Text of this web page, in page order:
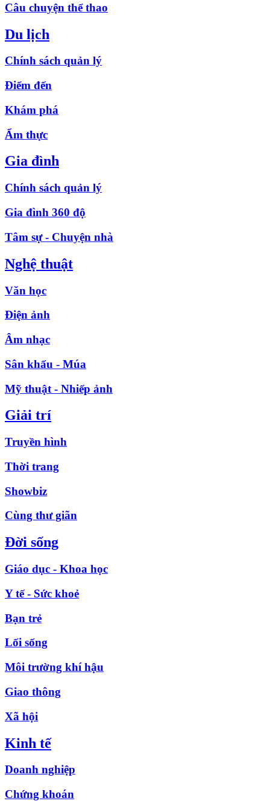
Câu chuyện thể thao
Du lịch
Chính sách quản lý
Điểm đến
Khám phá
Ẩm thực
Gia đình
Chính sách quản lý
Gia đình 360 độ
Tâm sự - Chuyện nhà
Nghệ thuật
Văn học
Điện ảnh
Âm nhạc
Sân khấu - Múa
Mỹ thuật - Nhiếp ảnh
Giải trí
Truyền hình
Thời trang
Showbiz
Cùng thư giãn
Đời sống
Giáo dục - Khoa học
Y tế - Sức khoẻ
Bạn trẻ
Lối sống
Môi trường khí hậu
Giao thông
Xã hội
Kinh tế
Doanh nghiệp
Chứng khoán